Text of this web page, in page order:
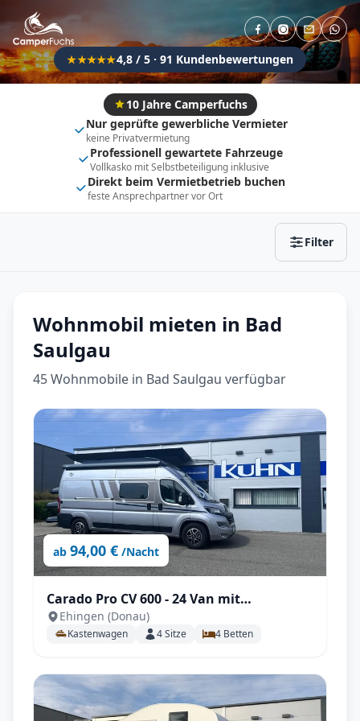
★★★★★4,8 / 5 · 91 Kundenbewertungen
10 Jahre Camperfuchs
Nur geprüfte gewerbliche Vermieter
keine Privatvermietung
Professionell gewartete Fahrzeuge
Vollkasko mit Selbstbeteiligung inklusive
Direkt beim Vermietbetrieb buchen
feste Ansprechpartner vor Ort
Filter
Flexibel (±3 Tage) Anhängerkupplung
Fahrzeugtyp
Vollintegriert Kastenwagen
Alkoven Teil-Integriert
Wohnwagen
Wohnmobil mieten in Bad
Saulgau
45 Wohnmobile in Bad Saulgau verfügbar
ab 94,00 € /Nacht
Carado Pro CV 600 - 24 Van mit
Aufstelldach, TV, Automatik uvm.
Ehingen (Donau)
Kastenwagen 4Sitze 4 Betten